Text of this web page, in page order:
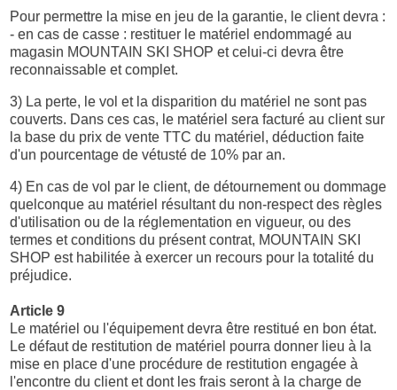
Pour permettre la mise en jeu de la garantie, le client devra :
- en cas de casse : restituer le matériel endommagé au
magasin MOUNTAIN SKI SHOP et celui-ci devra être
reconnaissable et complet.
3) La perte, le vol et la disparition du matériel ne sont pas
couverts. Dans ces cas, le matériel sera facturé au client sur
la base du prix de vente TTC du matériel, déduction faite
d'un pourcentage de vétusté de 10% par an.
4) En cas de vol par le client, de détournement ou dommage
quelconque au matériel résultant du non-respect des règles
d'utilisation ou de la réglementation en vigueur, ou des
termes et conditions du présent contrat, MOUNTAIN SKI
SHOP est habilitée à exercer un recours pour la totalité du
préjudice.
Article 9
Le matériel ou l'équipement devra être restitué en bon état.
Le défaut de restitution de matériel pourra donner lieu à la
mise en place d'une procédure de restitution engagée à
l'encontre du client et dont les frais seront à la charge de